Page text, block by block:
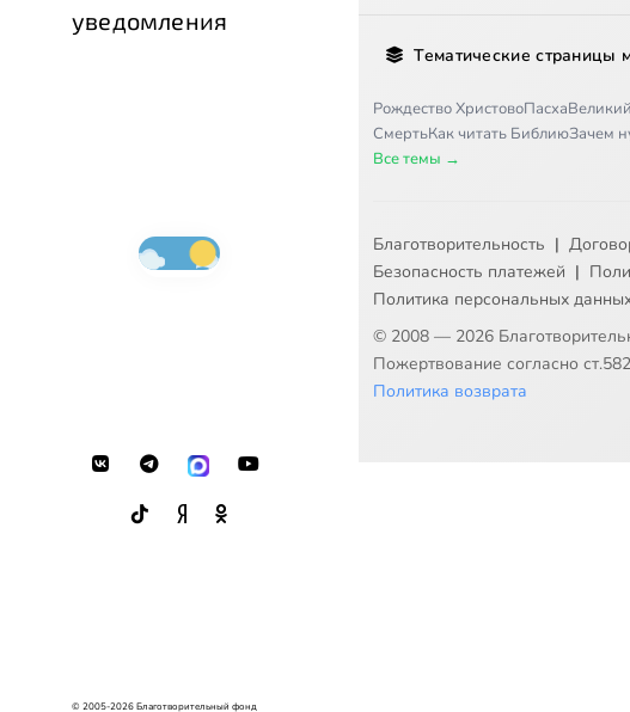
уведомления
© 2005-2026 Благотворительный фонд
Тематические страницы
Рождество ХристовоПасха
СмертьКак читать БиблиюЗачем
Все темы →
Благотворительность |
Безопасность платежей |
Политика персональных
© 2008 — 2026
Пожертвование согласно
Политика возврата